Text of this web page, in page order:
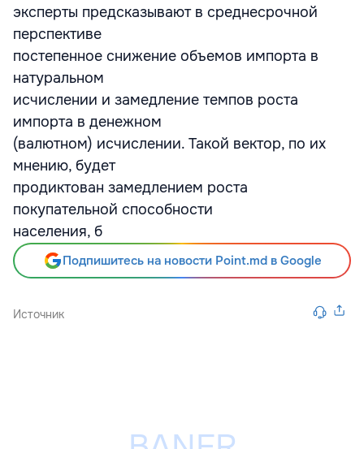
эксперты предсказывают в среднесрочной
перспективе
постепенное снижение объемов импорта в
натуральном
исчислении и замедление темпов роста
импорта в денежном
(валютном) исчислении. Такой вектор, по их
мнению, будет
продиктован замедлением роста
покупательной способности
населения, б
Подпишитесь на новости Point.md в Google
Источник